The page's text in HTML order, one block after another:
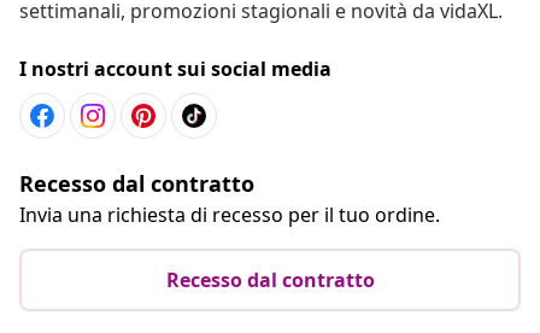
settimanali, promozioni stagionali e novità da vidaXL.
I nostri account sui social media
Recesso dal contratto
Invia una richiesta di recesso per il tuo ordine.
Recesso dal contratto